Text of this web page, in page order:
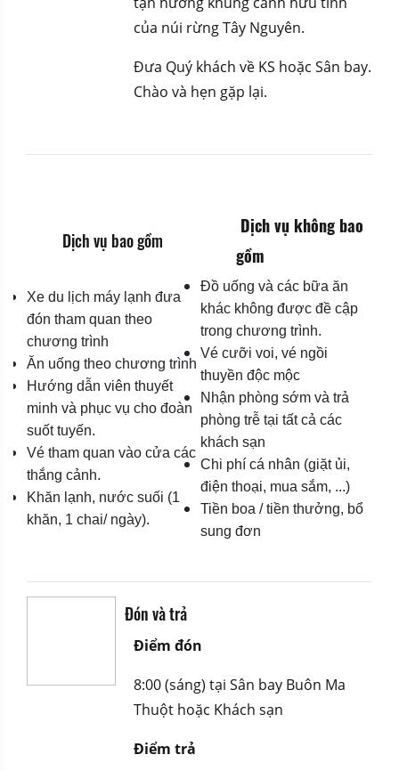
của núi rừng Tây Nguyên.
Đưa Quý khách về KS hoặc Sân bay.
Chào và hẹn gặp lại.
Dịch vụ bao gồm
Dịch vụ không bao
gồm
Xe du lịch máy lạnh đưa
đón tham quan theo
chương trình
Ăn uống theo chương trình
Hướng dẫn viên thuyết
minh và phục vụ cho đoàn
suốt tuyến.
Vé tham quan vào cửa các
thắng cảnh.
Khăn lạnh, nước suối (1
khăn, 1 chai/ ngày).
Đồ uống và các bữa ăn
khác không được đề cập
trong chương trình.
Vé cưỡi voi, vé ngồi
thuyền độc mộc
Nhận phòng sớm và trả
phòng trễ tại tất cả các
khách sạn
Chi phí cá nhân (giặt ủi,
điện thoại, mua sắm, ...)
Tiền boa / tiền thưởng, bổ
sung đơn
Đón và trả
Điểm đón
8:00 (sáng) tại Sân bay Buôn Ma
Thuột hoặc Khách sạn
Điểm trả